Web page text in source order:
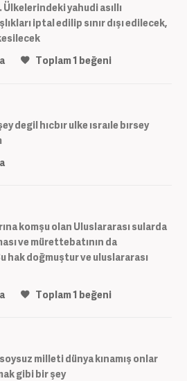
yahudi asıllı
iptal edilip sınır dışı edilecek,
Toplam1 beğeni
degil hıcbır ulke ısraıle bırsey
komşu olan Uluslararası sularda
ve mürettebatının da
hak doğmuştur ve uluslararası
Toplam1 beğeni
milleti dünya kınamış onlar
gibi bir şey